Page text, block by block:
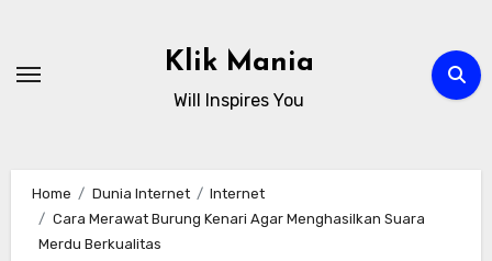
content
Klik Mania
Will Inspires You
Home Dunia Internet
Internet
Cara Merawat Burung Kenari Agar Menghasilkan Suara
Merdu Berkualitas